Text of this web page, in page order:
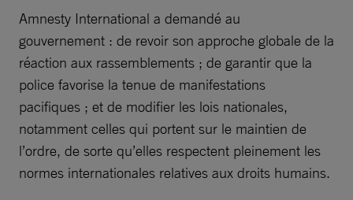
Amnesty International a demandé au
gouvernement : de revoir son approche globale de la
réaction aux rassemblements ; de garantir que la
police favorise la tenue de manifestations
pacifiques ; et de modifier les lois nationales,
notamment celles qui portent sur le maintien de
l’ordre, de sorte qu’elles respectent pleinement les
normes internationales relatives aux droits humains.